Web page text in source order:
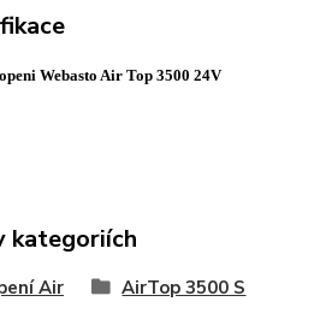
Webasto Air Top 3500 24V
kategoriích
Air
AirTop 3500 S